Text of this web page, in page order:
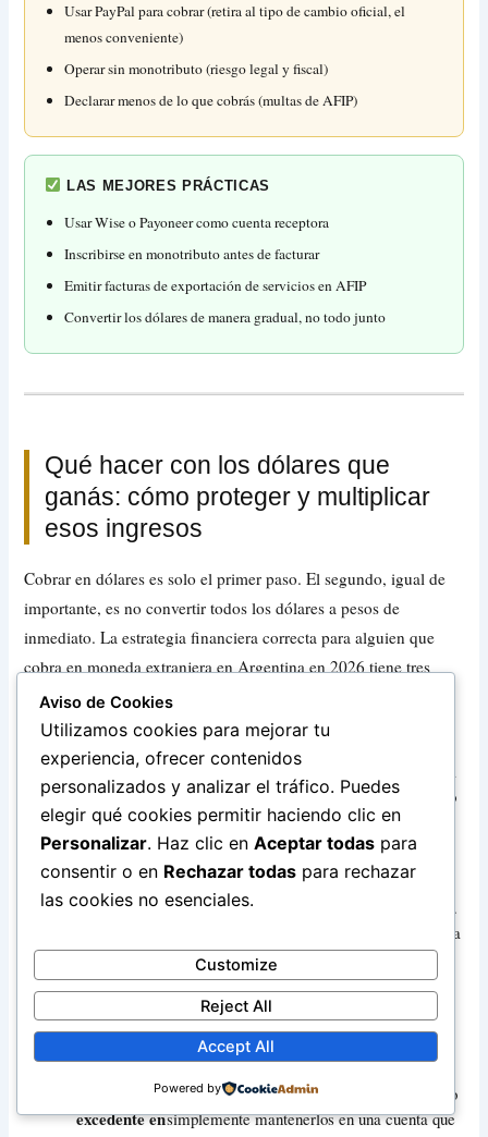
Usar PayPal para cobrar (retira al tipo de cambio oficial, el
menos conveniente)
Operar sin monotributo (riesgo legal y fiscal)
Declarar menos de lo que cobrás (multas de AFIP)
LAS MEJORES PRÁCTICAS
Usar Wise o Payoneer como cuenta receptora
Inscribirse en monotributo antes de facturar
Emitir facturas de exportación de servicios en AFIP
Convertir los dólares de manera gradual, no todo junto
Qué hacer con los dólares que
ganás: cómo proteger y multiplicar
esos ingresos
Cobrar en dólares es solo el primer paso. El segundo, igual de
importante, es no convertir todos los dólares a pesos de
inmediato. La estrategia financiera correcta para alguien que
cobra en moneda extranjera en Argentina en 2026 tiene tres
pilares:
Mantené en
dólares lo
que no
necesitás
gastar este
mes.
Si tu gasto mensual en pesos es de $800.000,
convertí solo eso. El resto queda en tu cuenta
de Wise, Payoneer o en stablecoins. Eso solo
ya es una cobertura enorme contra la
inflación y la devaluación.
Armá un
emergencia
en dólares
3 meses de
gastos.
Ese fondo no se toca salvo emergencia real.
Es tu red de seguridad financiera en moneda
dura. Para la mayoría de los argentinos,
tener USD 3.000–5.000 en reserva es una
transformación total de su situación de
vulnerabilidad financiera.
excedente en
CEDEARs del S&P 500, bonos en dólares, o
simplemente mantenerlos en una cuenta que
Aviso de Cookies
Utilizamos cookies para mejorar tu
experiencia, ofrecer contenidos
personalizados y analizar el tráfico. Puedes
elegir qué cookies permitir haciendo clic en
Personalizar. Haz clic en Aceptar todas para
consentir o en Rechazar todas para rechazar
las cookies no esenciales.
Customize
Reject All
Accept All
Powered by